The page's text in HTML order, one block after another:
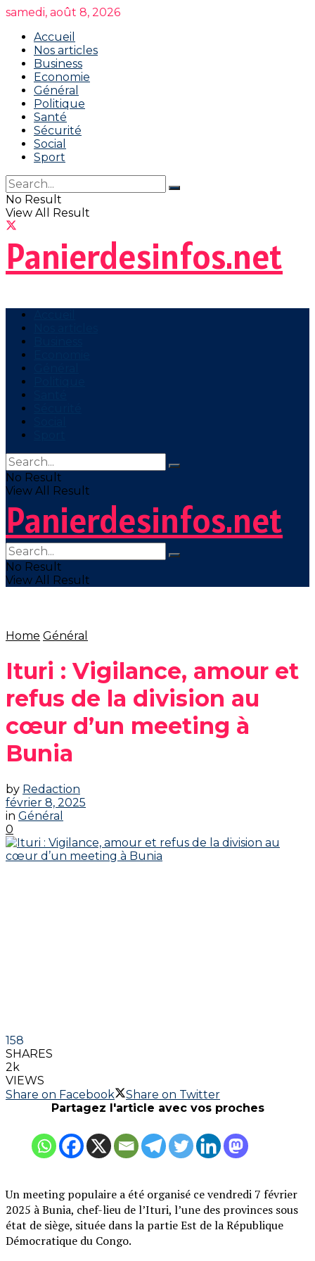
samedi, août 8, 2026
Accueil
Nos articles
Business
Economie
Général
Politique
Santé
Sécurité
Social
Sport
No Result
View All Result
Panierdesinfos.net
No Result
View All Result
Panierdesinfos.net
No Result
View All Result
Home Général
Ituri : Vigilance, amour et
refus de la division au
cœur d’un meeting à
Bunia
by Redaction
février 8, 2025
in Général
0
158
SHARES
2k
VIEWS
Share on Facebook
Share on Twitter
Partagez l'article avec vos proches
Un meeting populaire a été organisé ce vendredi 7 février
2025 à Bunia, chef-lieu de l’Ituri, l’une des provinces sous
état de siège, située dans la partie Est de la République
Démocratique du Congo.